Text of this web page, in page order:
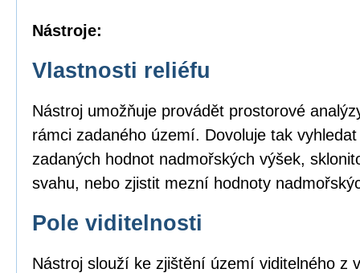
Nástroje:
Vlastnosti reliéfu
Nástroj umožňuje provádět prostorové
rámci zadaného území. Dovoluje tak
zadaných hodnot nadmořských výšek,
svahu, nebo zjistit mezní hodnoty
Pole viditelnosti
Nástroj slouží ke zjištění území viditelného z